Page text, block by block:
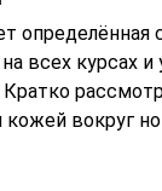
определённая
на всех курсах
вокруг